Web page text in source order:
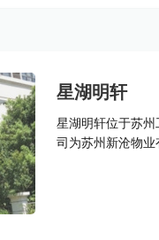
星湖明轩
星湖明轩位于苏
司为苏州新沧物